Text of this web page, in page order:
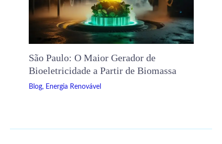
São Paulo: O Maior Gerador de
Bioeletricidade a Partir de Biomassa
Blog, Energia Renovável